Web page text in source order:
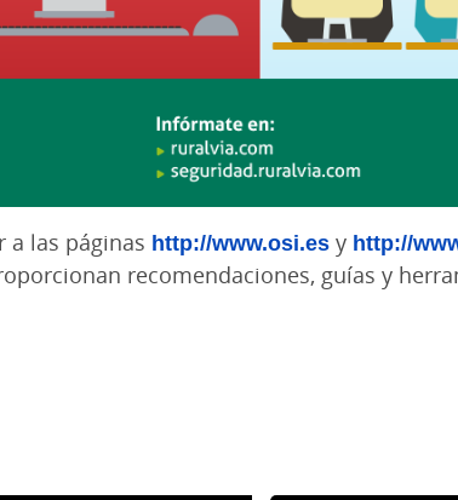
a las páginas http://www.osi.es y http://
recomendaciones, guías y